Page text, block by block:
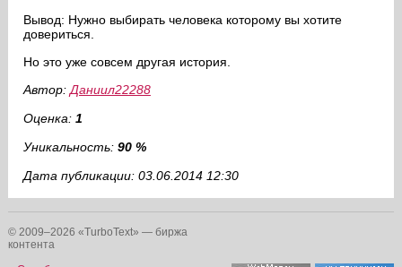
Вывод: Нужно выбирать человека которому вы хотите
довериться.
Но это уже совсем другая история.
Автор: Даниил22288
Оценка: 1
Уникальность: 90 %
Дата публикации: 03.06.2014 12:30
© 2009–2026 «TurboText» — биржа
контента